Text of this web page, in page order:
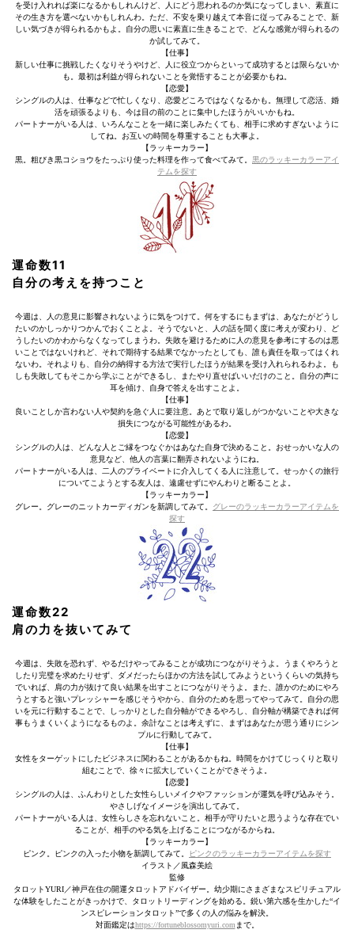
を受け入れれば楽になるかもしれんけど、人にどう思われるのか気になってしまい、素直に
その生き方を選べないかもしれんわ。ただ、不安を乗り越えて本音に従ってみることで、新
しい気づきが得られるかもよ。自分の思いに素直に生きることで、どんな感覚が得られるの
か試してみて。
【仕事】
新しい仕事に挑戦したくなりそうやけど、人に役立つからといって成功するとは限らないか
も。最初は利益が得られないことを覚悟することが必要かもね。
【恋愛】
シングルの人は、仕事などで忙しくなり、恋愛どころではなくなるかも。無理して恋活、婚
活を頑張るよりも、今は目の前のことに集中したほうがいいかもね。
パートナーがいる人は、いろんなことを一緒に楽しみたくても、相手に求めすぎないように
してね。お互いの時間を尊重することも大事よ。
【ラッキーカラー】
黒。粗びき黒コショウをたっぷり使った料理を作って食べてみて。 黒のラッキーカラーアイ
テムを探す
運命数11
自分の考えを持つこと
今週は、人の意見に影響されないように気をつけて。何をするにもまずは、あなたがどうし
たいのかしっかりつかんでおくことよ。そうでないと、人の話を聞く度に考えが変わり、ど
うしたいのかわからなくなってしまうわ。失敗を避けるために人の意見を参考にするのは悪
いことではないけれど、それで期待する結果でなかったとしても、誰も責任を取ってはくれ
ないわ。それよりも、自分の納得する方法で実行したほうが結果を受け入れられるわよ。も
しも失敗してもそこから学ぶことができるし、またやり直せばいいだけのこと。自分の声に
耳を傾け、自身で答えを出すことよ。
【仕事】
良いことしか言わない人や契約を急ぐ人に要注意。あとで取り返しがつかないことや大きな
損失につながる可能性があるわ。
【恋愛】
シングルの人は、どんな人とご縁をつなぐかはあなた自身で決めること。おせっかいな人の
意見など、他人の言葉に翻弄されないようにね。
パートナーがいる人は、二人のプライベートに介入してくる人に注意して。せっかくの旅行
についてこようとする友人は、遠慮せずにやんわりと断ることよ。
【ラッキーカラー】
グレー。グレーのニットカーディガンを新調してみて。 グレーのラッキーカラーアイテムを
探す
運命数22
肩の力を抜いてみて
今週は、失敗を恐れず、やるだけやってみることが成功につながりそうよ。うまくやろうと
したり完璧を求めたりせず、ダメだったらほかの方法を試してみようというくらいの気持ち
でいれば、肩の力が抜けて良い結果を出すことにつながりそうよ。また、誰かのためにやろ
うとすると強いプレッシャーを感じそうやから、自分のためを思ってやってみて。自分の思
いを元に行動することで、しっかりとした自分軸ができるやろし、自分軸が構築できれば何
事もうまくいくようになるものよ。余計なことは考えずに、まずはあなたが思う通りにシン
プルに行動してみて。
【仕事】
女性をターゲットにしたビジネスに関わることがあるかもね。時間をかけてじっくりと取り
組むことで、徐々に拡大していくことができそうよ。
【恋愛】
シングルの人は、ふんわりとした女性らしいメイクやファッションが運気を呼び込みそう。
やさしげなイメージを演出してみて。
パートナーがいる人は、女性らしさを忘れないこと。相手が守りたいと思うような存在でい
ることが、相手のやる気を上げることにつながるからね。
【ラッキーカラー】
ピンク。ピンクの入った小物を新調してみて。
ピンクのラッキーカラーアイテムを探す
イラスト／風森美絵
監修
タロットYURI／神戸在住の開運タロットアドバイザー。幼少期にさまざまなスピリチュアル
な体験をしたことがきっかけで、タロットリーディングを始める。鋭い第六感を生かした“イ
ンスピレーションタロット”で多くの人の悩みを解決。
対面鑑定はhttps://fortuneblossomyuri.com まで。